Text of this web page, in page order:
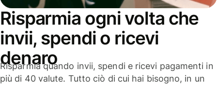
Risparmia ogni volta che
invii, spendi o ricevi
denaro
Risparmia quando invii, spendi e ricevi pagamenti in
più di 40 valute. Tutto ciò di cui hai bisogno, in un